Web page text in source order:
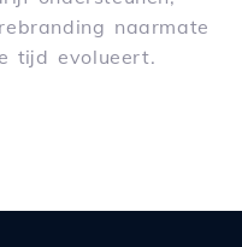
naarmate
tijd evolueert.